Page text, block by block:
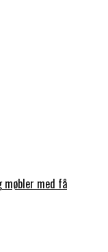
møbler med få